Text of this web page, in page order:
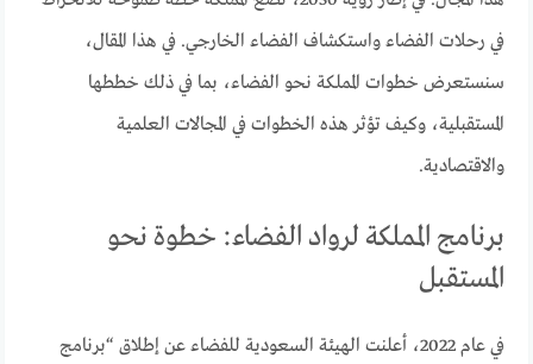
في رحلات الفضاء واستكشاف الفضاء الخارجي. في هذا المقال،
سنستعرض خطوات المملكة نحو الفضاء، بما في ذلك خططها
المستقبلية، وكيف تؤثر هذه الخطوات في المجالات العلمية
والاقتصادية.
برنامج المملكة لرواد الفضاء: خطوة نحو
المستقبل
في عام 2022، أعلنت الهيئة السعودية للفضاء عن إطلاق “برنامج